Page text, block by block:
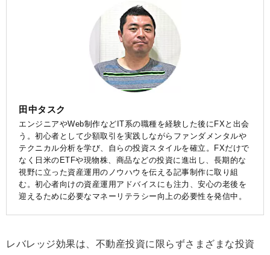
田中タスク
エンジニアやWeb制作などIT系の職種を経験した後にFXと出会
う。初心者として少額取引を実践しながらファンダメンタルや
テクニカル分析を学び、自らの投資スタイルを確立。FXだけで
なく日米のETFや現物株、商品などの投資に進出し、長期的な
視野に立った資産運用のノウハウを伝える記事制作に取り組
む。初心者向けの資産運用アドバイスにも注力、安心の老後を
迎えるために必要なマネーリテラシー向上の必要性を発信中。
レバレッジ効果は、不動産投資に限らずさまざまな投資